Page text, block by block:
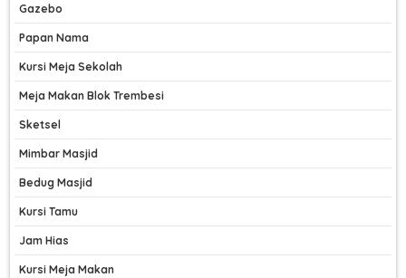
Gazebo
Papan Nama
Kursi Meja Sekolah
Meja Makan Blok Trembesi
Sketsel
Mimbar Masjid
Bedug Masjid
Kursi Tamu
Jam Hias
Kursi Meja Makan